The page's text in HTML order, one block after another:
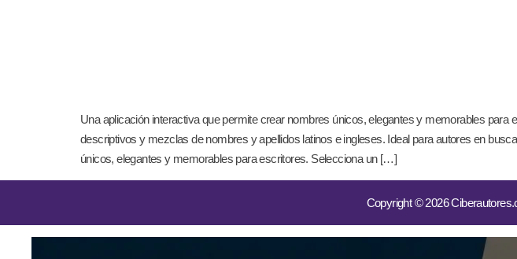
Una aplicación interactiva que permite crear nombres únicos, elegantes y memorables
descriptivos y mezclas de nombres y apellidos latinos e ingleses. Ideal para autores en
únicos, elegantes y memorables para escritores. Selecciona un […]
Copyright © 2026